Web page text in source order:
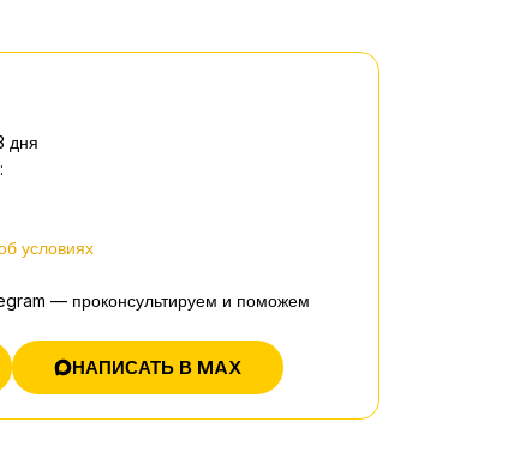
дня
условиях
— проконсультируем и поможем
НАПИСАТЬ В MAX